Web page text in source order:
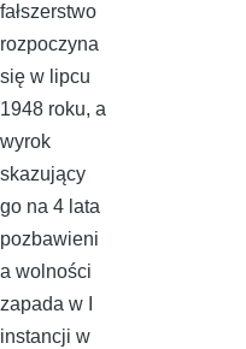
fałszerstwo
rozpoczyna
się w lipcu
1948 roku, a
wyrok
skazujący
go na 4 lata
pozbawieni
a wolności
zapada w I
instancji w